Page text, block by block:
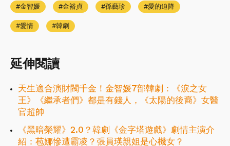
金智媛 金裕貞 孫藝珍 愛的迫降
愛情 韓劇
延伸閱讀
天生適合演財閥千金！金智媛7部韓劇：《淚之女
王》《繼承者們》都是有錢人，《太陽的後裔》女醫
官超帥
《黑暗榮耀》2.0？韓劇《金字塔遊戲》劇情主演介
紹：苞娜慘遭霸凌？張員瑛親姐是心機女？